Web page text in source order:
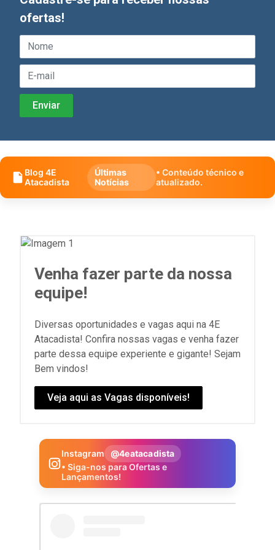
ofertas!
Blog 4E
Atacadista
Últimas
Notícias
• Conteúdo técnico e
atualizado.
Venha fazer parte da nossa
equipe!
Diversas oportunidades e vagas aqui na 4E
Atacadista! Confira nossas vagas e venha fazer
parte dessa equipe experiente e gigante! Sejam
Bem vindos!
Veja aqui as Vagas disponíveis!
Instagram
@4eatacadista
• Siga-nos para Ofertas e
Lançamentos!